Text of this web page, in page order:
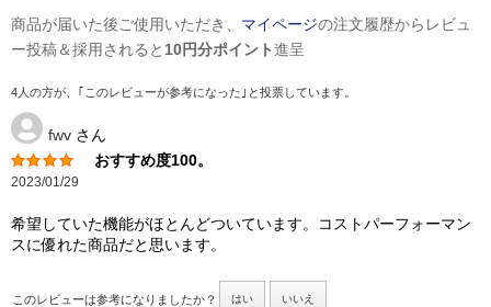
商品が届いた後ご使用いただき、 マイページの注文履歴からレビュ
ー投稿＆採用されると 10円分ポイント進呈
4人の方が、｢このレビューが参考になった｣と投票しています。
fwv さん
おすすめ度100。
2023/01/29
希望していた機能がほとんどついています。コストパーフォーマン
スに優れた商品だと思います。
このレビューは参考になりましたか？ はい いいえ